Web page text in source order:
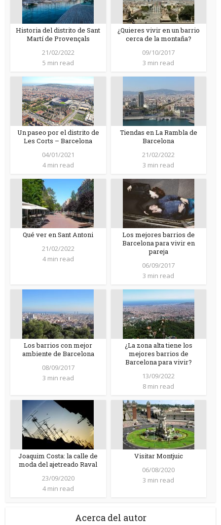
Historia del distrito de Sant
Martí de Provençals
21/02/2022
5 min read
¿Quieres vivir en un barrio
cerca de la montaña?
09/10/2017
3 min read
Un paseo por el distrito de
Les Corts – Barcelona
04/01/2021
4 min read
Tiendas en La Rambla de
Barcelona
21/02/2022
3 min read
Qué ver en Sant Antoni
21/02/2022
4 min read
Los mejores barrios de
Barcelona para vivir en
pareja
06/09/2017
3 min read
Los barrios con mejor
ambiente de Barcelona
08/09/2017
3 min read
¿La zona alta tiene los
mejores barrios de
Barcelona para vivir?
13/09/2022
8 min read
Joaquim Costa: la calle de
moda del ajetreado Raval
23/09/2020
4 min read
Visitar Montjuic
06/08/2020
3 min read
Acerca del autor